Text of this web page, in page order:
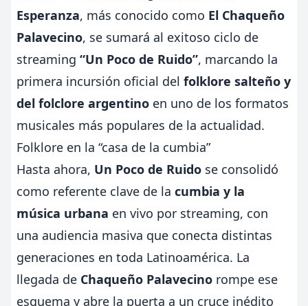
Esperanza, más conocido como El Chaqueño
Palavecino, se sumará al exitoso ciclo de
streaming “Un Poco de Ruido”, marcando la
primera incursión oficial del folklore salteño y
del folclore argentino en uno de los formatos
musicales más populares de la actualidad.
Folklore en la “casa de la cumbia”
Hasta ahora, Un Poco de Ruido se consolidó
como referente clave de la cumbia y la
música urbana en vivo por streaming, con
una audiencia masiva que conecta distintas
generaciones en toda Latinoamérica. La
llegada de Chaqueño Palavecino rompe ese
esquema y abre la puerta a un cruce inédito